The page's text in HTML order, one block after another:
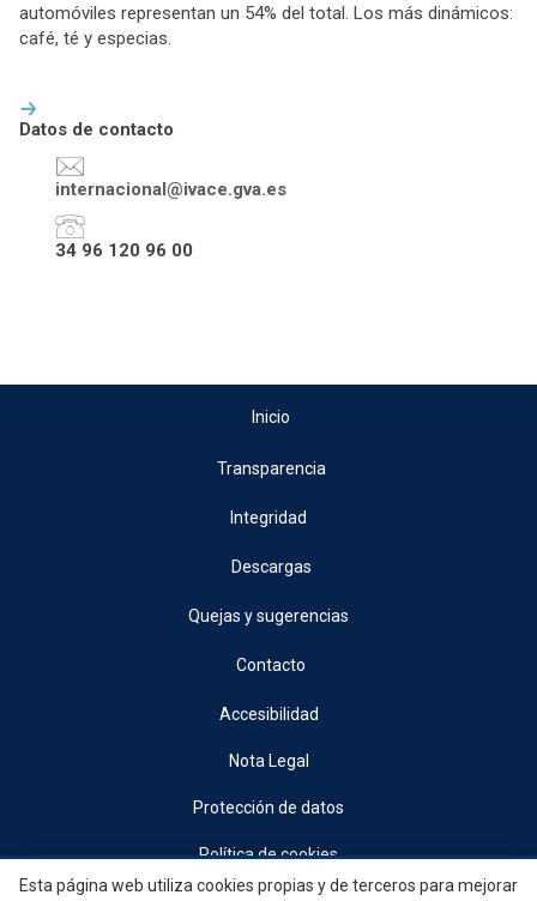
automóviles representan un 54% del total. Los más dinámicos:
café, té y especias.
Datos de contacto
internacional@ivace.gva.es
34 96 120 96 00
Inicio
Transparencia
Integridad
Descargas
Quejas y sugerencias
Contacto
Accesibilidad
Nota Legal
Protección de datos
Política de cookies
Esta página web utiliza cookies propias y de terceros para mejorar